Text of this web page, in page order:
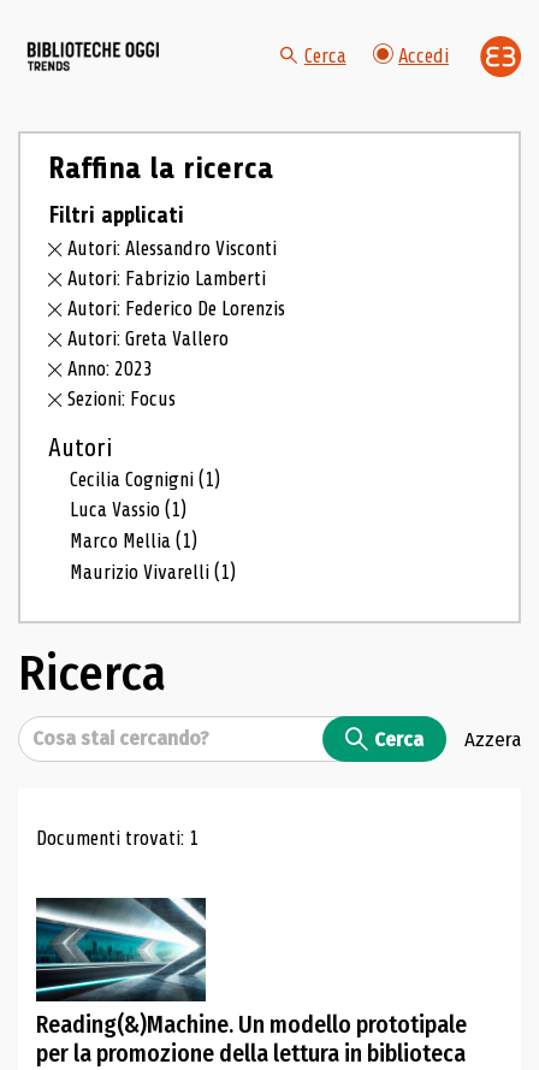
Cerca Accedi
Raffina la ricerca
Filtri applicati
Autori: Alessandro Visconti
Autori: Fabrizio Lamberti
Autori: Federico De Lorenzis
Autori: Greta Vallero
Anno: 2023
Sezioni: Focus
Autori
Cecilia Cognigni(1)
Luca Vassio(1)
Marco Mellia(1)
Maurizio Vivarelli(1)
Ricerca
Cerca Cerca Azzera
Risultati di ricerca
Documenti trovati: 1
Reading(&)Machine. Un modello prototipale
per la promozione della lettura in biblioteca